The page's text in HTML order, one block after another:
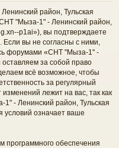
район, Тульская
"Мыза-1" - Ленинский район,
p1ai»), вы подтверждаете
вы не согласны с ними,
форумами «СНТ "Мыза-1" -
за собой право
всё возможное, чтобы
за регулярный
лежит на вас, так как
- Ленинский район, Тульская
условий означает ваше
обеспечения